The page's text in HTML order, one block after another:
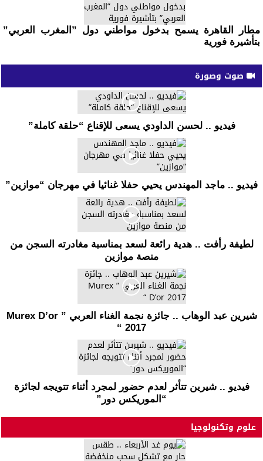
مطار القاهرة يسمح بدخول مواطني دول ”المغرب العربي”
بتأشيرة فورية
صوت وصورة
فيديو .. لحسن الداودي يسعى للإقناع “حلقة كاملة”
فيديو .. ماجد المهندس يحيي حفلا غنائيا في مهرجان “موازين”
لطيفة رأفت .. هدية رائعة لسعد بمناسبة مغادرته السجن من
منصة موازين
شيرين عبد الوهاب .. جائزة نجمة الغناء العربي ” Murex D’or
2017 “
فيديو .. شيرين تتأثر لعدم حضور لمجرد أثناء تتويجه لجائزة
“الموريكس دور”
علوم وتكنولوجيا